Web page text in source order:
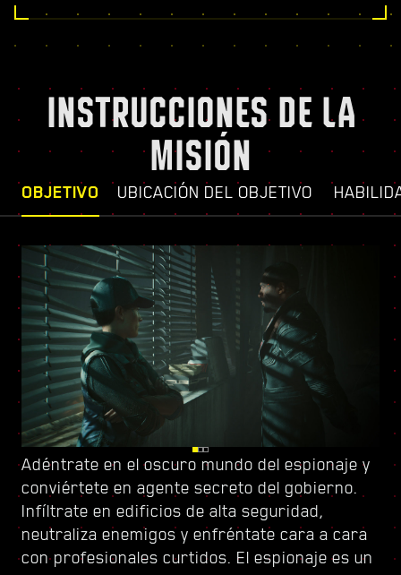
INSTRUCCIONES DE LA
MISIÓN
OBJETIVO UBICACIÓN DEL OBJETIVO
Adéntrate en el oscuro mundo del espionaje y
conviértete en agente secreto del gobierno.
Infíltrate en edificios de alta seguridad,
neutraliza enemigos y enfréntate cara a cara
con profesionales curtidos. El espionaje es un
Vigila tus espaldas en Dogtown, una urbe en
ruinas dentro de otra urbe controlada por
una milicia de gatillo fácil. Sus derruidas
estructuras están repletas de secretos y
oportunidades para aquellos que estén
Sube el listón con
un nuevo árbol de habilidadesy conforma un
estilo de juego único. Usa todas las nuevas
armas y piezas de ciberware a tu disposición
para sobrevivir en un mundo fracturado de